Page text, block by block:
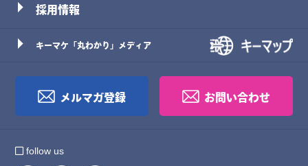
採用情報
キーマケ「丸わかり」メディア
メルマガ登録 お問い合わせ
follow us